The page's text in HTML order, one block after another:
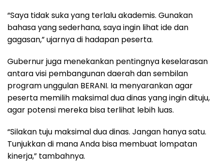
“Saya tidak suka yang terlalu akademis. Gunakan
bahasa yang sederhana, saya ingin lihat ide dan
gagasan,” ujarnya di hadapan peserta.
Gubernur juga menekankan pentingnya keselarasan
antara visi pembangunan daerah dan sembilan
program unggulan BERANI. Ia menyarankan agar
peserta memilih maksimal dua dinas yang ingin dituju,
agar potensi mereka bisa terlihat lebih luas.
“Silakan tuju maksimal dua dinas. Jangan hanya satu.
Tunjukkan di mana Anda bisa membuat lompatan
kinerja,” tambahnya.